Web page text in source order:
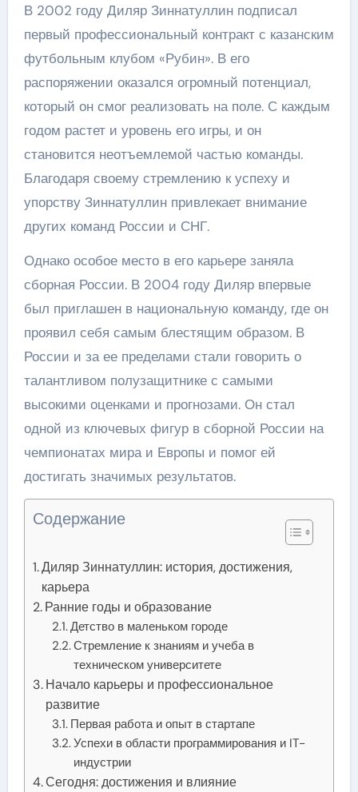
В 2002 году Диляр Зиннатуллин подписал
первый профессиональный контракт с казанским
футбольным клубом «Рубин». В его
распоряжении оказался огромный потенциал,
который он смог реализовать на поле. С каждым
годом растет и уровень его игры, и он
становится неотъемлемой частью команды.
Благодаря своему стремлению к успеху и
упорству Зиннатуллин привлекает внимание
других команд России и СНГ.
Однако особое место в его карьере заняла
сборная России. В 2004 году Диляр впервые
был приглашен в национальную команду, где он
проявил себя самым блестящим образом. В
России и за ее пределами стали говорить о
талантливом полузащитнике с самыми
высокими оценками и прогнозами. Он стал
одной из ключевых фигур в сборной России на
чемпионатах мира и Европы и помог ей
достигать значимых результатов.
Содержание
Диляр Зиннатуллин: история, достижения,
карьера
Ранние годы и образование
Детство в маленьком городе
Стремление к знаниям и учеба в
техническом университете
Начало карьеры и профессиональное
развитие
Первая работа и опыт в стартапе
Успехи в области программирования и IT-
индустрии
Сегодня: достижения и влияние